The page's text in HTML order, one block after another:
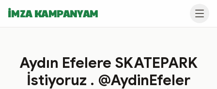
İMZA KAMPANYAM
Aydın Efelere SKATEPARK
İstiyoruz . @AydinEfeler